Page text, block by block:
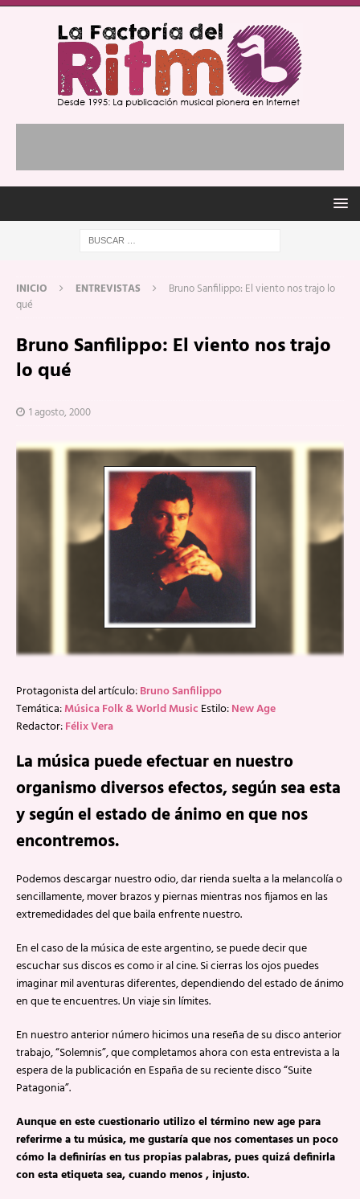
INICIO ENTREVISTAS
Bruno Sanfilippo: El viento nos trajo lo
qué
Bruno Sanfilippo: El viento nos trajo
lo qué
1 agosto, 2000
Protagonista del artículo:Bruno Sanfilippo
Temática:Música Folk & World Music Estilo:New Age
Redactor:Félix Vera
La música puede efectuar en nuestro
organismo diversos efectos, según sea esta
y según el estado de ánimo en que nos
encontremos.
Podemos descargar nuestro odio, dar rienda suelta a la melancolía o
sencillamente, mover brazos y piernas mientras nos fijamos en las
extremedidades del que baila enfrente nuestro.
En el caso de la música de este argentino, se puede decir que
escuchar sus discos es como ir al cine. Si cierras los ojos puedes
imaginar mil aventuras diferentes, dependiendo del estado de ánimo
en que te encuentres. Un viaje sin límites.
En nuestro anterior número hicimos una reseña de su disco anterior
trabajo, “Solemnis”, que completamos ahora con esta entrevista a la
espera de la publicación en España de su reciente disco “Suite
Patagonia”.
Aunque en este cuestionario utilizo el término new age para
referirme a tu música, me gustaría que nos comentases un poco
cómo la definirías en tus propias palabras, pues quizá definirla
con esta etiqueta sea, cuando menos , injusto.